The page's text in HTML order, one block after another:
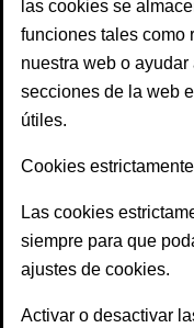
las cookies se
funciones tales como
nuestra web o
secciones de la web
útiles.
Cookies
Las cookies
siempre para que
ajustes de cookies.
Activar o desactivar